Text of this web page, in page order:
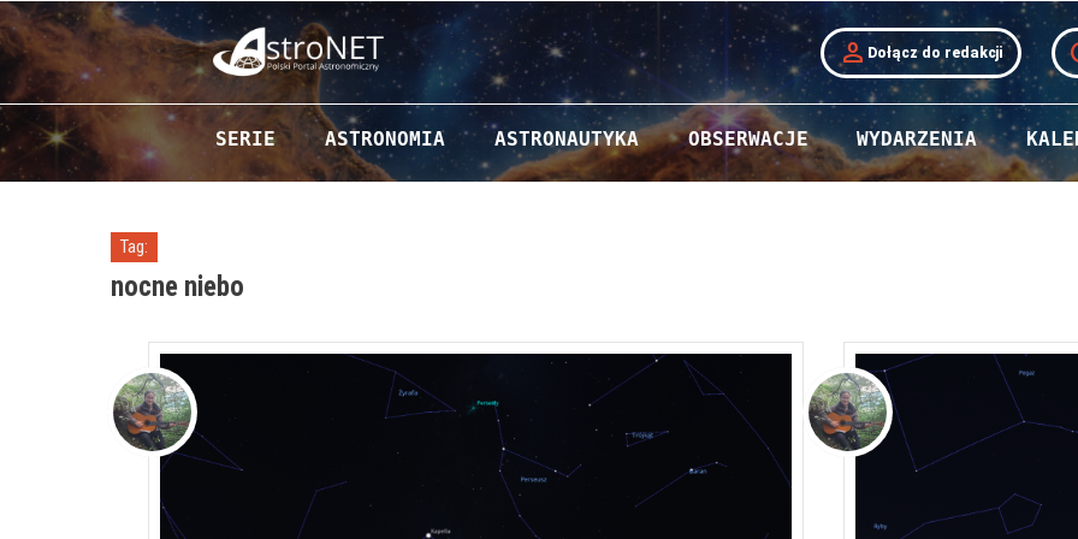
person Dołącz do redakcji
Przejdź do zawartości
SERIE ASTRONOMIA ASTRONAUTYKA OBSERWACJE WYDARZENIA
Tag:
nocne niebo